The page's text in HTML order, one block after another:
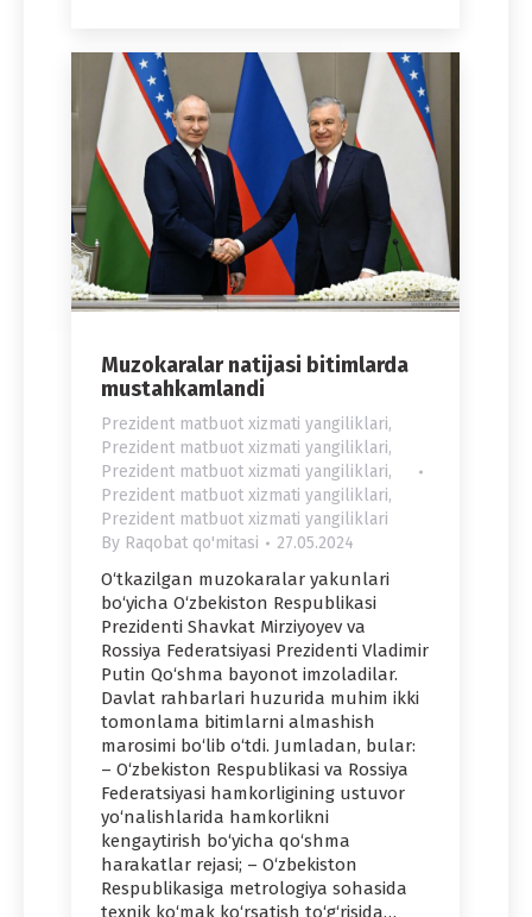
Muzokaralar natijasi bitimlarda
mustahkamlandi
Prezident matbuot xizmati yangiliklari,
Prezident matbuot xizmati yangiliklari,
Prezident matbuot xizmati yangiliklari,
Prezident matbuot xizmati yangiliklari,
Prezident matbuot xizmati yangiliklari
By Raqobat qo'mitasi 27.05.2024
O‘tkazilgan muzokaralar yakunlari
bo‘yicha O‘zbekiston Respublikasi
Prezidenti Shavkat Mirziyoyev va
Rossiya Federatsiyasi Prezidenti Vladimir
Putin Qo‘shma bayonot imzoladilar.
Davlat rahbarlari huzurida muhim ikki
tomonlama bitimlarni almashish
marosimi bo‘lib o‘tdi. Jumladan, bular:
– O‘zbekiston Respublikasi va Rossiya
Federatsiyasi hamkorligining ustuvor
yo‘nalishlarida hamkorlikni
kengaytirish bo‘yicha qo‘shma
harakatlar rejasi; – O‘zbekiston
Respublikasiga metrologiya sohasida
texnik ko‘mak ko‘rsatish to‘g‘risida…